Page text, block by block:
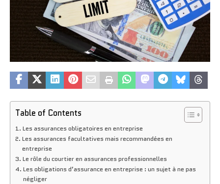
Table of Contents
Les assurances obligatoires en entreprise
Les assurances facultatives mais recommandées en
entreprise
Le rôle du courtier en assurances professionnelles
Les obligations d’assurance en entreprise : un sujet à ne pas
négliger